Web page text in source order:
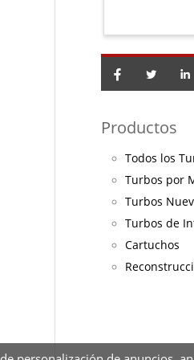
Productos
Todos los
Turbos por
Turbos
Turbos de
Cartuchos